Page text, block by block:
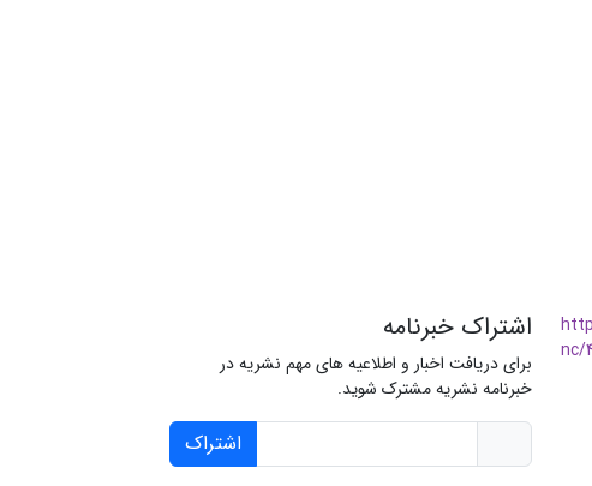
nc/
اشتراک خبرنامه
برای دریافت اخبار و اطلاعیه های مهم نشریه در
خبرنامه نشریه مشترک شوید.
اشتراک